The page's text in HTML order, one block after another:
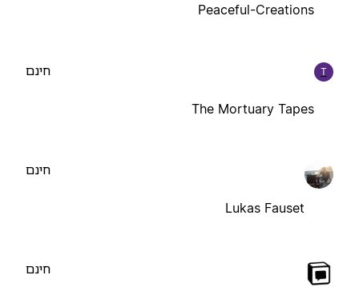
Peaceful-Creations
T
The Mortuary Tapes
חינם
Lukas Fauset
חינם
חינם